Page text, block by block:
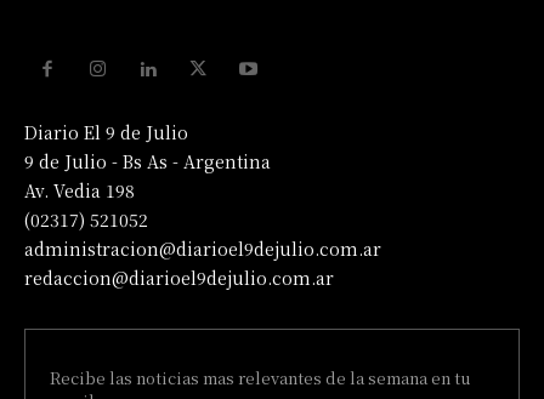
Diario El 9 de Julio
9 de Julio - Bs As - Argentina
Av. Vedia 198
(02317) 521052
administracion@diarioel9dejulio.com.ar
redaccion@diarioel9dejulio.com.ar
Recibe las noticias mas relevantes de la semana en tu